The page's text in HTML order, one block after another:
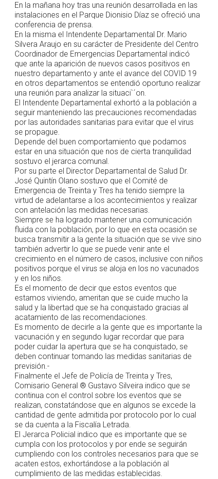
En la mañana hoy tras una reunión desarrollada en las
instalaciones en el Parque Dionisio Díaz se ofreció una
conferencia de prensa.
En la misma el Intendente Departamental Dr. Mario
Silvera Araujo en su carácter de Presidente del Centro
Coordinador de Emergencias Departamental indicó
que ante la aparición de nuevos casos positivos en
nuestro departamento y ante el avance del COVID 19
en otros departamentos se entendió oportuno realizar
una reunión para analizar la situaci`´on.
El Intendente Departamental exhortó a la población a
seguir manteniendo las precauciones recomendadas
por las autoridades sanitarias para evitar que el virus
se propague.
Depende del buen comportamiento que podamos
estar en una situación que nos de cierta tranquilidad
sostuvo el jerarca comunal.
Por su parte el Director Departamental de Salud Dr.
José Quintín Olano sostuvo que el Comité de
Emergencia de Treinta y Tres ha tenido siempre la
virtud de adelantarse a los acontecimientos y realizar
con antelación las medidas necesarias.
Siempre se ha logrado mantener una comunicación
fluida con la población, por lo que en esta ocasión se
busca transmitir a la gente la situación que se vive sino
también advertir lo que se puede venir ante el
crecimiento en el número de casos, inclusive con niños
positivos porque el virus se aloja en los no vacunados
y en los niños.
Es el momento de decir que estos eventos que
estamos viviendo, ameritan que se cuide mucho la
salud y la libertad que se ha conquistado gracias al
acatamiento de las recomendaciones.
Es momento de decirle a la gente que es importante la
vacunación y en segundo lugar recordar que para
poder cuidar la apertura que se ha conquistado, se
deben continuar tomando las medidas sanitarias de
previsión.-
Finalmente el Jefe de Policía de Treinta y Tres,
Comisario General ® Gustavo Silveira indico que se
continua con el control sobre los eventos que se
realizan, constatándose que en algunos se excede la
cantidad de gente admitida por protocolo por lo cual
se da cuenta a la Fiscalía Letrada.
El Jerarca Policial indico que es importante que se
cumpla con los protocolos y por ende se seguirán
cumpliendo con los controles necesarios para que se
acaten estos, exhortándose a la población al
cumplimiento de las medidas establecidas.